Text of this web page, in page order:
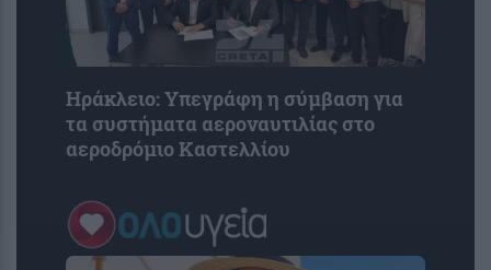
Ηράκλειο: Υπεγράφη η σύμβαση για
τα συστήματα αεροναυτιλίας στο
αεροδρόμιο Καστελλίου